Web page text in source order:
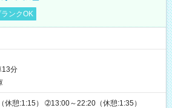
ランクOK
13分
休憩:1:15） ➁13:00～22:20（休憩:1:35）